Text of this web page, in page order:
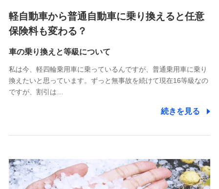
チューリッヒ少額短期保険株式会社
(https://www.zurichssi.co.jp/)
(https://www.tokiomarine-x.co.jp/)
(https://pshoken.co.jp/)
リトルファミリー少額短期保険株式会社
(https://www.littlefamily-ssi.com/)
郵便、電話、およびＥメール等により、当社と取引のあるも
た維持管理等の委託業務遂行のため、またそれらに付帯、関
連する当社および提携会社のサービスを案内、提供するため
（なお、当社は複数の保険会社と取引があり、取得した個人
軽自動車から普通自動車に乗り換えると任意
保険料も変わる？
車の乗り換えと等級について
私は今、軽四輪乗用車に乗っているんですが、普通乗用車に乗り
換えたいと思っています。ずっと無事故を続けて現在16等級なの
ですが、割引は…
続きを見る